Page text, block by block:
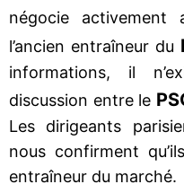
négocie activement
l’ancien entraîneur du
informations, il
discussion entre le
Les dirigeants
nous confirment
entraîneur du marché.